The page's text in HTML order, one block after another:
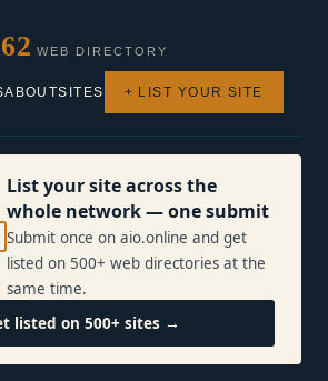
WEB DIRECTORY
ABOUTSITES + LIST YOUR SITE
List your site across the
whole network — one submit
Submit once on aio.online and get
listed on 500+ web directories at the
same time.
listed on 500+ sites →